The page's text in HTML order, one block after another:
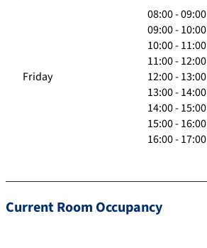
Friday
08:00 - 09:00
09:00 - 10:00
10:00 - 11:00
11:00 - 12:00
12:00 - 13:00
13:00 - 14:00
14:00 - 15:00
15:00 - 16:00
16:00 - 17:00
Current Room Occupancy